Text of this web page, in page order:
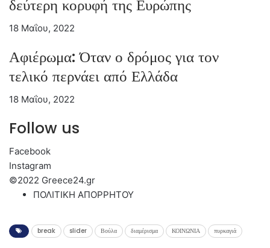
δεύτερη κορυφή της Ευρώπης
18 Μαΐου, 2022
Αφιέρωμα: Όταν ο δρόμος για τον
τελικό περνάει από Ελλάδα
18 Μαΐου, 2022
Follow us
Facebook
Instagram
©2022 Greece24.gr
ΠΟΛΙΤΙΚΗ ΑΠΟΡΡΗΤΟΥ
break slider Βούλα διαμέρισμα ΚΟΙΝΩΝΙΑ πυρκαγιά